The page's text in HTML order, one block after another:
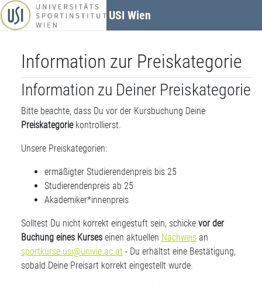
Zum Hauptinhalt
USI Wien
Information zur Preiskategorie
Information zu Deiner Preiskategorie
Bitte beachte, dass Du vor der Kursbuchung Deine
Preiskategoriekontrollierst.
Unsere Preiskategorien:
ermäßigter Studierendenpreis bis 25
Studierendenpreis ab 25
Akademiker*innenpreis
Solltest Du nicht korrekt eingestuft sein, schicke vor der
Buchung eines Kurses einen aktuellen Nachweisan
sportkurse.usi@univie.ac.at - Du erhältst eine Bestätigung,
sobald Deine Preisart korrekt eingestellt wurde.